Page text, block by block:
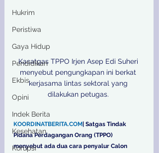
Hukrim
Peristiwa
Gaya Hidup
Pendidikan
Ekbis
Opini
Indek Berita
Kesehatan
Korupsi
Kasatgas TPPO Irjen Asep Edi Suheri
menyebut pengungkapan ini berkat
kerjasama lintas sektoral yang
dilakukan petugas.
KOORDINATBERITA.COM | Satgas Tindak
Pidana Perdagangan Orang (TPPO)
menyebut ada dua cara penyalur Calon